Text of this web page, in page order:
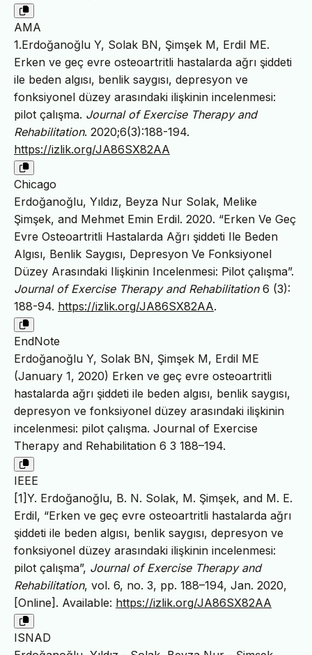
AMA
1.Erdoğanoğlu Y, Solak BN, Şimşek M, Erdil ME.
Erken ve geç evre osteoartritli hastalarda ağrı şiddeti
ile beden algısı, benlik saygısı, depresyon ve
fonksiyonel düzey arasındaki ilişkinin incelenmesi:
pilot çalışma. Journal of Exercise Therapy and
Rehabilitation. 2020;6(3):188-194.
https://izlik.org/JA86SX82AA
Chicago
Erdoğanoğlu, Yıldız, Beyza Nur Solak, Melike
Şimşek, and Mehmet Emin Erdil. 2020. “Erken Ve Geç
Evre Osteoartritli Hastalarda Ağrı şiddeti Ile Beden
Algısı, Benlik Saygısı, Depresyon Ve Fonksiyonel
Düzey Arasındaki Ilişkinin Incelenmesi: Pilot çalışma”.
Journal of Exercise Therapy and Rehabilitation6 (3):
188-94. https://izlik.org/JA86SX82AA.
EndNote
Erdoğanoğlu Y, Solak BN, Şimşek M, Erdil ME
(January 1, 2020) Erken ve geç evre osteoartritli
hastalarda ağrı şiddeti ile beden algısı, benlik saygısı,
depresyon ve fonksiyonel düzey arasındaki ilişkinin
incelenmesi: pilot çalışma. Journal of Exercise
Therapy and Rehabilitation 6 3 188–194.
IEEE
[1]Y. Erdoğanoğlu, B. N. Solak, M. Şimşek, and M. E.
Erdil, “Erken ve geç evre osteoartritli hastalarda ağrı
şiddeti ile beden algısı, benlik saygısı, depresyon ve
fonksiyonel düzey arasındaki ilişkinin incelenmesi:
pilot çalışma”, Journal of Exercise Therapy and
Rehabilitation, vol. 6, no. 3, pp. 188–194, Jan. 2020,
[Online]. Available: https://izlik.org/JA86SX82AA
ISNAD